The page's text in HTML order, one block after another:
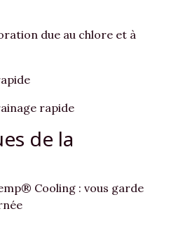
due au chlore et à
rapide
de la
Cooling : vous garde